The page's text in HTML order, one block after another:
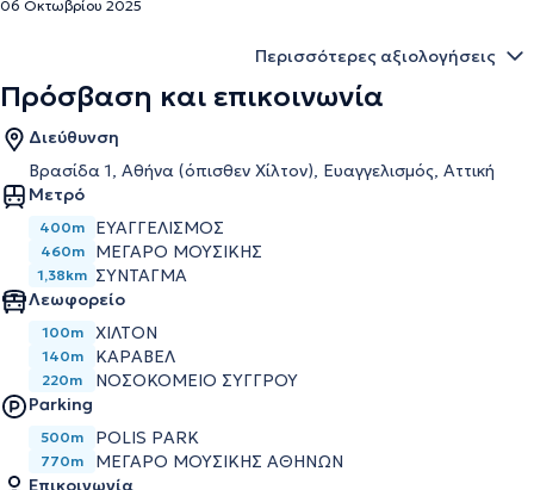
06 Οκτωβρίου 2025
Περισσότερες αξιολογήσεις
Πρόσβαση και επικοινωνία
Διεύθυνση
Βρασίδα 1, Αθήνα (όπισθεν Χίλτον), Ευαγγελισμός, Αττική
Μετρό
400m ΕΥΑΓΓΕΛΙΣΜΌΣ
460m ΜΈΓΑΡΟ ΜΟΥΣΙΚΉΣ
1,38km ΣΎΝΤΑΓΜΑ
Λεωφορείο
100m ΧΙΛΤΟΝ
140m ΚΑΡΑΒΕΛ
220m
ΝΟΣΟΚΟΜΕΙΟ ΣΥΓΓΡΟΥ
Parking
500m POLIS PARK
770m
ΜΕΓΆΡΟ ΜΟΥΣΙΚΉΣ ΑΘΗΝΏΝ
Επικοινωνία